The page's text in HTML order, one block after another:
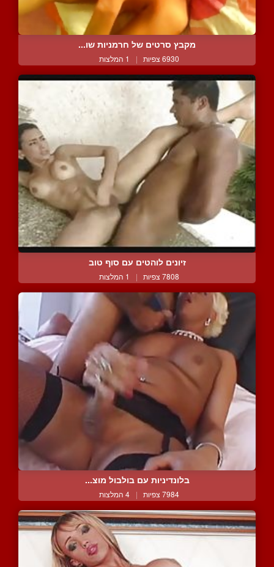
מקבץ סרטים של חרמניות שו...
6930 צפיות | 1 המלצות
זיונים לוהטים עם סוף טוב
7808 צפיות | 1 המלצות
בלונדיניות עם בולבול מוצ...
7984 צפיות | 4 המלצות